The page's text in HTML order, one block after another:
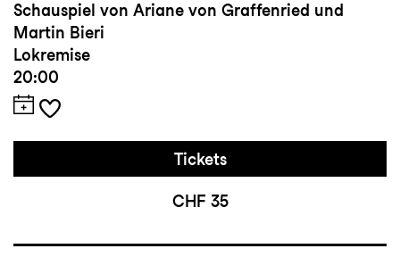
Schauspiel von Ariane von Graffenried und
Martin Bieri
Lokremise
20:00
Tickets
CHF 35